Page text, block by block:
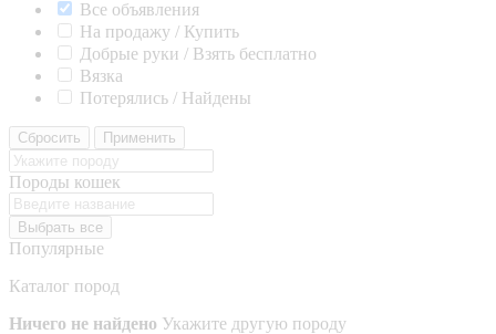
Все объявления
На продажу / Купить
Добрые руки / Взять бесплатно
Вязка
Потерялись / Найдены
Сбросить Применить
Породы кошек
Выбрать все
Популярные
Каталог пород
Ничего не найдено Укажите другую породу